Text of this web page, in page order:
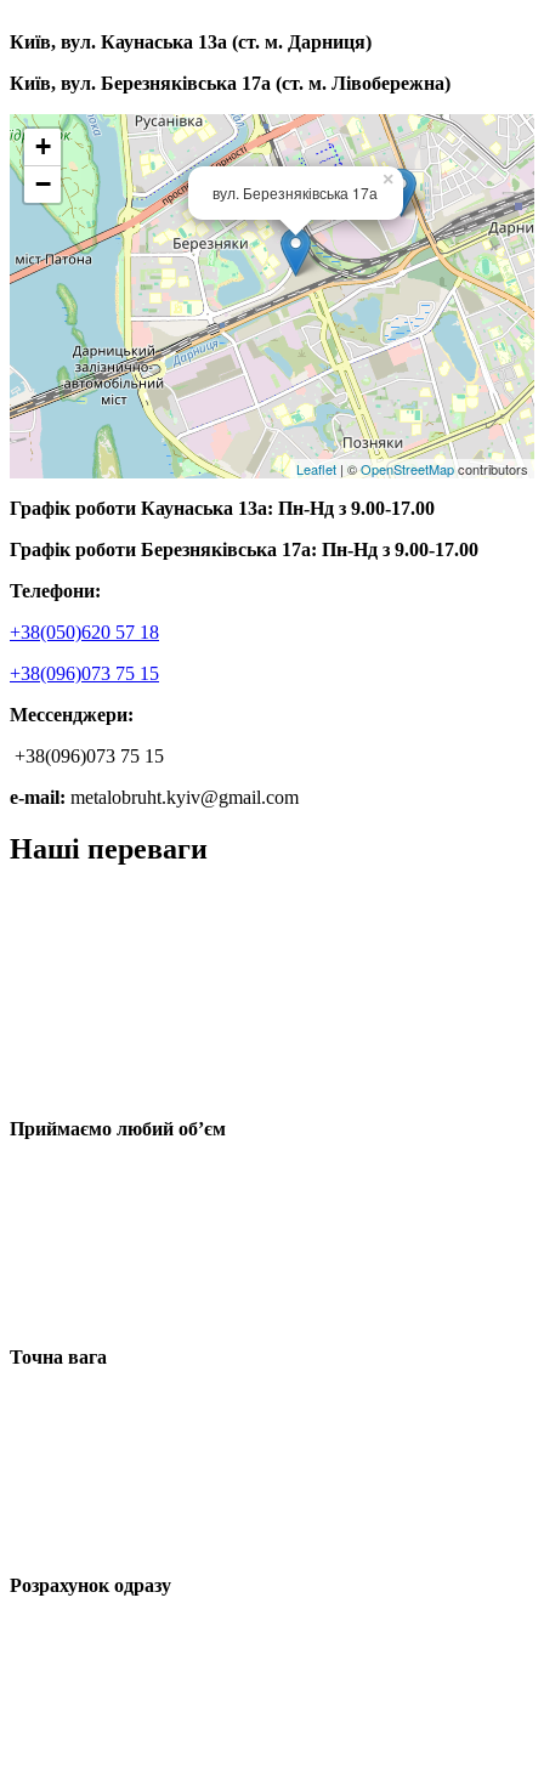
Київ, вул. Каунаська 13а (ст. м. Дарниця)
Київ, вул. Березняківська 17а (ст. м. Лівобережна)
вул. Березняківська 17а
×
+
−
Leaflet | ©OpenStreetMapcontributors
Графік роботи Каунаська 13а: Пн-Нд з 9.00-17.00
Графік роботи Березняківська 17а: Пн-Нд з 9.00-17.00
Телефони:
+38(050)620 57 18
+38(096)073 75 15
Мессенджери:
+38(096)073 75 15
e-mail: metalobruht.kyiv@gmail.com
Наші переваги
Приймаємо любий об’єм
Точна вага
Розрахунок одразу